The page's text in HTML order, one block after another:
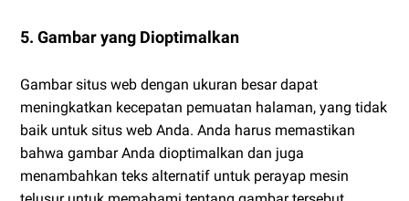
5. Gambar yang Dioptimalkan
Gambar situs web dengan ukuran besar dapat
meningkatkan kecepatan pemuatan halaman, yang tidak
baik untuk situs web Anda. Anda harus memastikan
bahwa gambar Anda dioptimalkan dan juga
menambahkan teks alternatif untuk perayap mesin